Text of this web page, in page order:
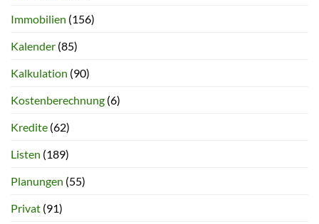
Immobilien (156)
Kalender (85)
Kalkulation (90)
Kostenberechnung (6)
Kredite (62)
Listen (189)
Planungen (55)
Privat (91)